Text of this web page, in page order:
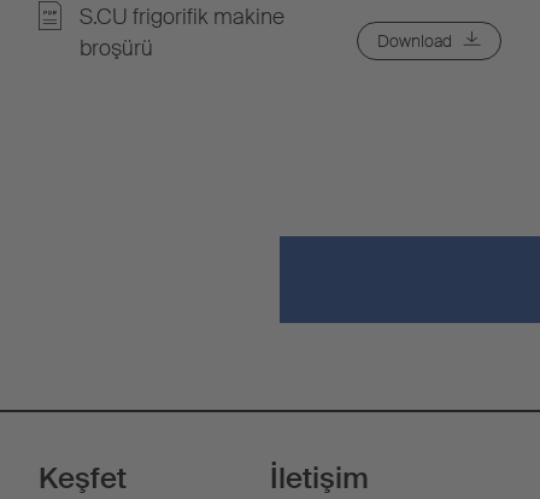
S.CU frigorifik makine
broşürü
Download
Keşfet İletişim